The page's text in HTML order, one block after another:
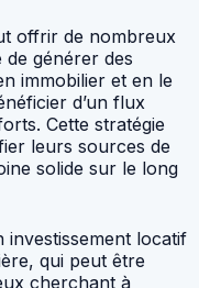
offrir de nombreux
de générer des
immobilier et en le
d’un flux
Cette stratégie
leurs sources de
solide sur le long
investissement locatif
qui peut être
cherchant à